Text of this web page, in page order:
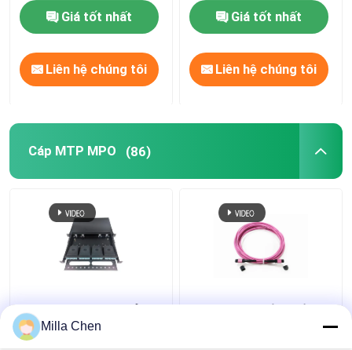
Giá tốt nhất
Liên hệ chúng tôi
Giá tốt nhất
Liên hệ chúng tôi
Cáp MTP MPO (86)
96 sợi MPO MTP Bảng
điều khiển sợi quang
cho mạng mật độ cao
12 Sợi MPO Đầu nối Nữ
Sợi dây Patch OM4 50 /
Milla Chen